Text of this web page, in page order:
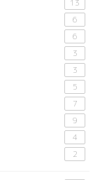
13
6
6
3
3
5
7
9
4
2